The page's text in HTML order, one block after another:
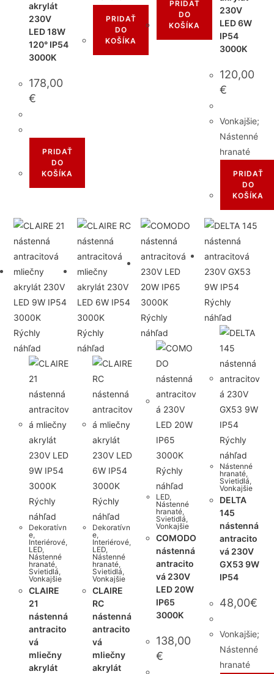
akrylát
230V
LED 18W
120° IP54
3000K
178,00
€
PRIDAŤ
DO
KOŠÍKA
PRIDAŤ
DO
KOŠÍKA
PRIDAŤ
DO
KOŠÍKA
230V
LED 6W
IP54
3000K
120,00
€
Vonkajšie;
Nástenné
hranaté
PRIDAŤ
DO
KOŠÍKA
Rýchly
náhľad
Rýchly
náhľad
Dekoratívn
e,
Interiérové,
LED,
Nástenné
hranaté,
Svietidlá,
Vonkajšie
CLAIRE
21
nástenná
antracito
vá
mliečny
akrylát
Rýchly
náhľad
Rýchly
náhľad
Dekoratívn
e,
Interiérové,
LED,
Nástenné
hranaté,
Svietidlá,
Vonkajšie
CLAIRE
RC
nástenná
antracito
vá
mliečny
akrylát
Rýchly
náhľad
Rýchly
náhľad
LED,
Nástenné
hranaté,
Svietidlá,
Vonkajšie
COMODO
nástenná
antracito
vá 230V
LED 20W
IP65
3000K
138,00
€
Rýchly
náhľad
Rýchly
náhľad
Nástenné
hranaté,
Svietidlá,
Vonkajšie
DELTA
145
nástenná
antracito
vá 230V
GX53 9W
IP54
48,00€
Vonkajšie;
Nástenné
hranaté